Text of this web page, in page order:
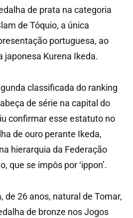
de prata na categoria
de Tóquio, a única
portuguesa, ao
japonesa Kurena Ikeda.
classificada do ranking
de série na capital do
confirmar esse estatuto no
de ouro perante Ikeda,
hierarquia da Federação
que se impôs por ‘ippon’.
de 26 anos, natural de Tomar,
de bronze nos Jogos